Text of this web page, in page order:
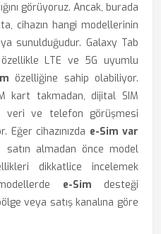
görüyoruz. Ancak, burada
cihazın hangi modellerinin
sunulduğudur. Galaxy Tab
LTE ve 5G uyumlu
özelliğine sahip olabiliyor.
kart takmadan, dijital SIM
veri ve telefon görüşmesi
Eğer cihazınızda e-Sim var
satın almadan önce model
dikkatlice incelemek
e-Sim desteği
veya satış kanalına göre